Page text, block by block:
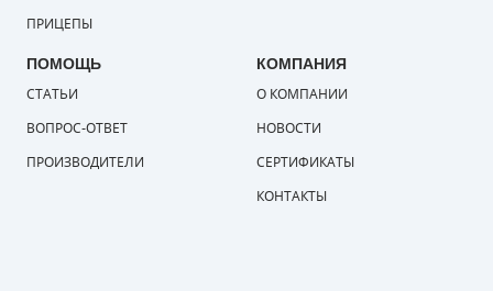
ПРИЦЕПЫ
ПОМОЩЬ
СТАТЬИ
ВОПРОС-ОТВЕТ
ПРОИЗВОДИТЕЛИ
КОМПАНИЯ
О КОМПАНИИ
НОВОСТИ
СЕРТИФИКАТЫ
КОНТАКТЫ